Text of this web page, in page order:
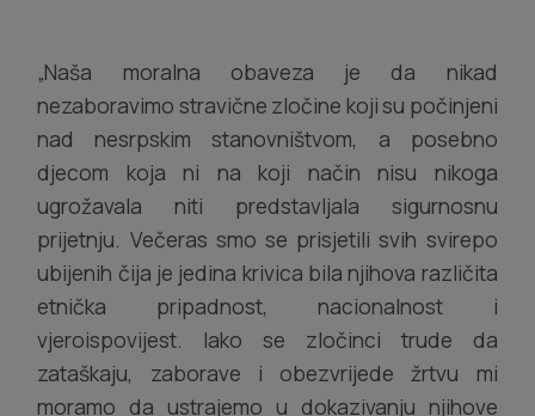
„Naša moralna obaveza je da nikad
nezaboravimo stravične zločine koji su počinjeni
nad nesrpskim stanovništvom, a posebno
djecom koja ni na koji način nisu nikoga
ugrožavala niti predstavljala sigurnosnu
prijetnju. Večeras smo se prisjetili svih svirepo
ubijenih čija je jedina krivica bila njihova različita
etnička pripadnost, nacionalnost i
vjeroispovijest. Iako se zločinci trude da
zataškaju, zaborave i obezvrijede žrtvu mi
moramo da ustrajemo u dokazivanju njihove